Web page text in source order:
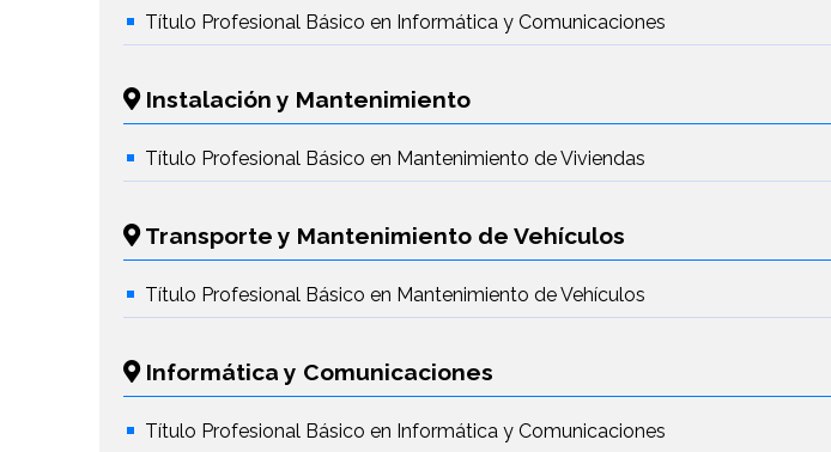
Título Profesional Básico en Informática y Comunicaciones
Instalación y Mantenimiento
Título Profesional Básico en Mantenimiento de Viviendas
Transporte y Mantenimiento de Vehículos
Título Profesional Básico en Mantenimiento de Vehículos
Informática y Comunicaciones
Título Profesional Básico en Informática y Comunicaciones